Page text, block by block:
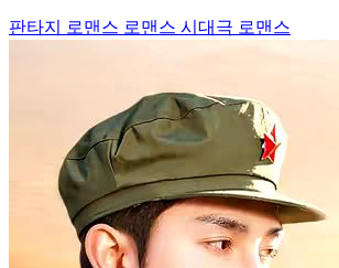
판타지 로맨스 로맨스 시대극 로맨스